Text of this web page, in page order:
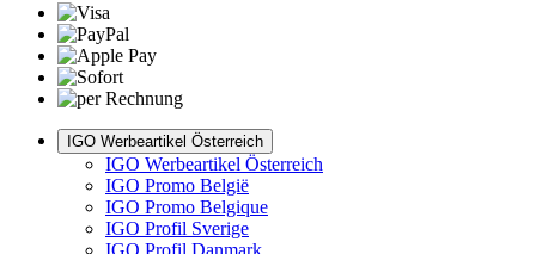
IGO Werbeartikel Österreich
IGO Werbeartikel Österreich
IGO Promo België
IGO Promo Belgique
IGO Profil Sverige
IGO Profil Danmark